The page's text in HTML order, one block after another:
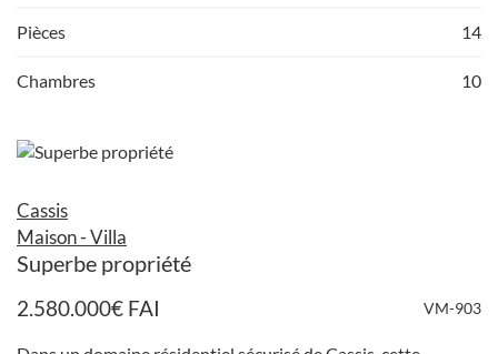
Pièces 14
Chambres 10
Cassis
Maison - Villa
Superbe propriété
2.580.000€ FAI VM-903